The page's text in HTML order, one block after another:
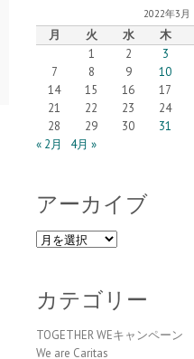
2022年3月
月 火 水 木
1
2 3
7
8 9 10
14
15 16 17
21
22 23 24
28
29 30
31
« 2月
4月 »
アーカイブ
ア
イ
ブ
カテゴリー
TOGETHER WEキャンペーン
We are Caritas